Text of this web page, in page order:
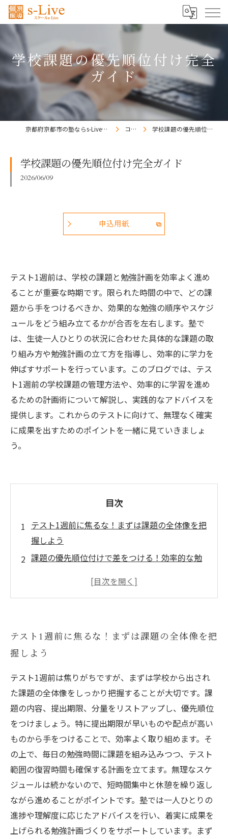
学校課題の優先順位付け完全
ガイド
京都府京都市の塾ならs-Liveきょうと梅小路校 コラム 学校課題の優先順位付け完全ガイド
学校課題の優先順位付け完全ガイド
2026/06/09
申込用紙
テスト1週前は、学校の課題と勉強計画を効率よく進め
ることが重要な時期です。限られた時間の中で、どの課
題から手をつけるべきか、効果的な勉強の順序やスケジ
ュールをどう組み立てるかが合否を左右します。塾で
は、生徒一人ひとりの状況に合わせた具体的な課題の取
り組み方や勉強計画の立て方を指導し、効率的に学力を
伸ばすサポートを行っています。このブログでは、テス
ト1週前の学校課題の管理方法や、効率的に学習を進め
るための計画術について解説し、実践的なアドバイスを
提供します。これからのテストに向けて、無理なく確実
に成果を出すためのポイントを一緒に見ていきましょ
う。
目次
テスト1週前に焦るな！まずは課題の全体像を把
握しよう
課題の優先順位付けで差をつける！効率的な勉
一歩ずつ着実に進める！毎日のスケジュール管
持のコツ
テスト当日までに成果を最大化！最後の1週間の
過ごし方ガイド
限られた時間で最大効果を！学校課題と勉強計
画の基本ポイント
塾講師が教える！テスト1週前に取り組むべき課
題と勉強計画の秘訣
テスト1週前に焦るな！まずは課題の全体像を把
握しよう
テスト1週前は焦りがちですが、まずは学校から出され
た課題の全体像をしっかり把握することが大切です。課
題の内容、提出期限、分量をリストアップし、優先順位
をつけましょう。特に提出期限が早いものや配点が高い
ものから手をつけることで、効率よく取り組めます。そ
の上で、毎日の勉強時間に課題を組み込みつつ、テスト
範囲の復習時間も確保する計画を立てます。無理なスケ
ジュールは続かないので、短時間集中と休憩を繰り返し
ながら進めることがポイントです。塾では一人ひとりの
進捗や理解度に応じたアドバイスを行い、着実に成果を
上げられる勉強計画づくりをサポートしています。まず